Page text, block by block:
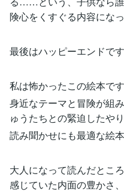
険心をくすぐる内容になっ
最後はハッピーエンドです
私は怖かったこの絵本で
身近なテーマと冒険が組
ゅうたちとの緊迫したや
読み聞かせにも最適な絵本
大人になって読んだとこ
感じていた内面の豊かさ